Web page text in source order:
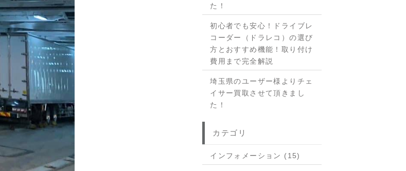
た！
初心者でも安心！ドライブレ
コーダー（ドラレコ）の選び
方とおすすめ機能！取り付け
費用まで完全解説
埼玉県のユーザー様よりチェ
イサー買取させて頂きまし
た！
カテゴリ
インフォメーション (15)